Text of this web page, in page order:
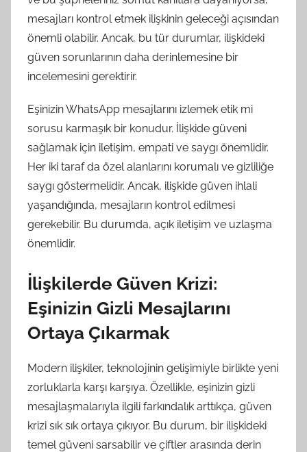
mesajları kontrol etmek ilişkinin geleceği açısından
önemli olabilir. Ancak, bu tür durumlar, ilişkideki
güven sorunlarının daha derinlemesine bir
incelemesini gerektirir.
Eşinizin WhatsApp mesajlarını izlemek etik mi
sorusu karmaşık bir konudur. İlişkide güveni
sağlamak için iletişim, empati ve saygı önemlidir.
Her iki taraf da özel alanlarını korumalı ve gizliliğe
saygı göstermelidir. Ancak, ilişkide güven ihlali
yaşandığında, mesajların kontrol edilmesi
gerekebilir. Bu durumda, açık iletişim ve uzlaşma
önemlidir.
İlişkilerde Güven Krizi:
Eşinizin Gizli Mesajlarını
Ortaya Çıkarmak
Modern ilişkiler, teknolojinin gelişimiyle birlikte yeni
zorluklarla karşı karşıya. Özellikle, eşinizin gizli
mesajlaşmalarıyla ilgili farkındalık arttıkça, güven
krizi sık sık ortaya çıkıyor. Bu durum, bir ilişkideki
temel güveni sarsabilir ve çiftler arasında derin